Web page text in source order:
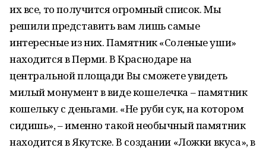
их все, то получится огромный список. Мы
решили представить вам лишь самые
интересные из них. Памятник «Соленые уши»
находится в Перми. В Краснодаре на
центральной площади Вы сможете увидеть
милый монумент в виде кошелечка – памятник
кошельку с деньгами. «Не руби сук, на котором
сидишь», – именно такой необычный памятник
находится в Якутске. В создании «Ложки вкуса», в